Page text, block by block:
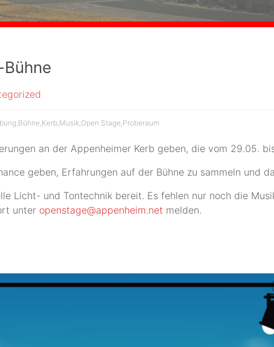
Bühne Kerb Musik Open Stage Proberaum
an der Appenheimer Kerb geben, die vom 29.05.
geben, Erfahrungen auf der Bühne zu sammeln und
Licht- und Tontechnik bereit. Es fehlen nur noch die
unter openstage@appenheim.net melden.